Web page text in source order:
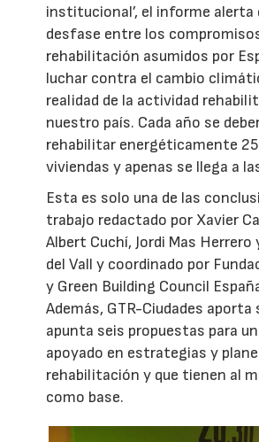
institucional’, el informe alerta
desfase entre los
rehabilitación asumidos por
luchar contra el cambio
realidad de la actividad
nuestro país. Cada año se
rehabilitar energéticamente
viviendas y apenas se llega a
Esta es solo una de las
trabajo redactado por Xavier
Albert Cuchí, Jordi Mas Herrero
del Vall y coordinado por
y Green Building Council
Además, GTR-Ciudades
apunta seis propuestas para
apoyado en estrategias y
rehabilitación y que tienen al
como base.